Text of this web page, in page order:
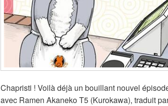
Chapristi ! Voilà déjà un bouillant nouvel
avec Ramen Akaneko T5 (Kurokawa), traduit